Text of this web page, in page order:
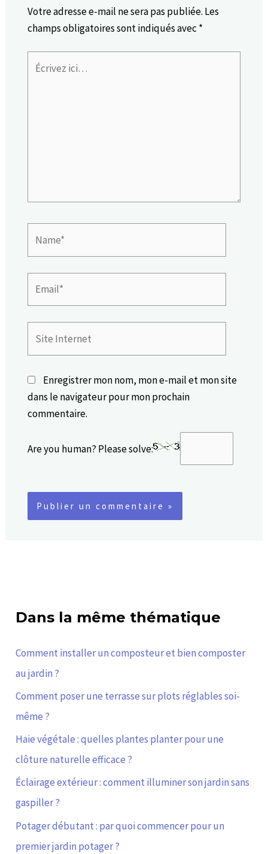
Votre adresse e-mail ne sera pas publiée. Les
champs obligatoires sont indiqués avec *
Écrivez
ici…
Internet
Enregistrer mon nom, mon e-mail et mon site
dans le navigateur pour mon prochain
commentaire.
Are you human? Please solve:
Dans la même thématique
Comment installer un composteur et bien composter
au jardin ?
Comment poser une terrasse sur plots réglables soi-
même ?
Haie végétale : quelles plantes planter pour une
clôture naturelle efficace ?
Éclairage extérieur : comment illuminer son jardin sans
gaspiller ?
Potager débutant : par quoi commencer pour un
premier jardin potager ?